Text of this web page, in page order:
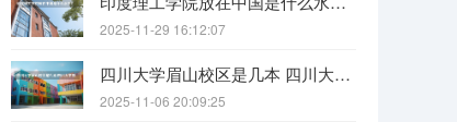
2025-11-29 16:12:07
四川大学眉山校区是几本 四川大学锦江学院是几本？咋样？
2025-11-06 20:09:25